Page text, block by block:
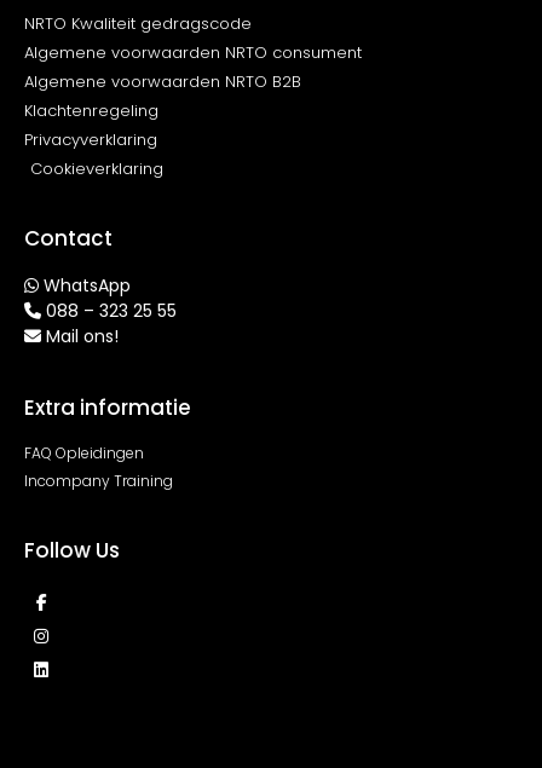
NRTO Kwaliteit gedragscode
Algemene voorwaarden NRTO consument
Algemene voorwaarden NRTO B2B
Klachtenregeling
Privacyverklaring
Cookieverklaring
Contact
WhatsApp
088 – 323 25 55
Mail ons!
Extra informatie
FAQ Opleidingen
Incompany Training
Follow Us